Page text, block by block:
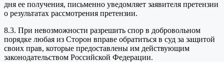
дня ее получения, письменно уведомляет заявителя претензии
о результатах рассмотрения претензии.
8.3. При невозможности разрешить спор в добровольном
порядке любая из Сторон вправе обратиться в суд за защитой
своих прав, которые предоставлены им действующим
законодательством Российской Федерации.